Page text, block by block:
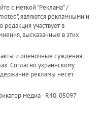
с меткой "Реклама" /
являются рекламными и
участвует в
высказанные в этих
и оценочные суждения,
Согласно украинскому
рекламы несет
медиа - R40-05097